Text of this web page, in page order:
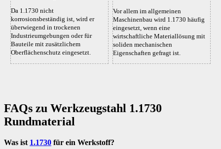
Da 1.1730 nicht
korrosionsbeständig ist, wird er
überwiegend in trockenen
Industrieumgebungen oder für
Bauteile mit zusätzlichem
Oberflächenschutz eingesetzt.
Vor allem im allgemeinen
Maschinenbau wird 1.1730 häufig
eingesetzt, wenn eine
wirtschaftliche Materiallösung mit
soliden mechanischen
Eigenschaften gefragt ist.
FAQs zu Werkzeugstahl 1.1730
Rundmaterial
Was ist 1.1730 für ein Werkstoff?